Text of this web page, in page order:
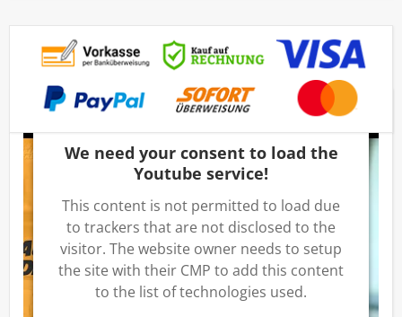
We need your consent to load the
Youtube service!
This content is not permitted to load due
to trackers that are not disclosed to the
visitor. The website owner needs to setup
the site with their CMP to add this content
to the list of technologies used.